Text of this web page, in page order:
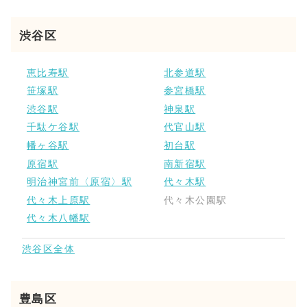
渋谷区
恵比寿駅
北参道駅
笹塚駅
参宮橋駅
渋谷駅
神泉駅
千駄ケ谷駅
代官山駅
幡ヶ谷駅
初台駅
原宿駅
南新宿駅
明治神宮前〈原宿〉駅
代々木駅
代々木上原駅
代々木公園駅
代々木八幡駅
渋谷区全体
豊島区